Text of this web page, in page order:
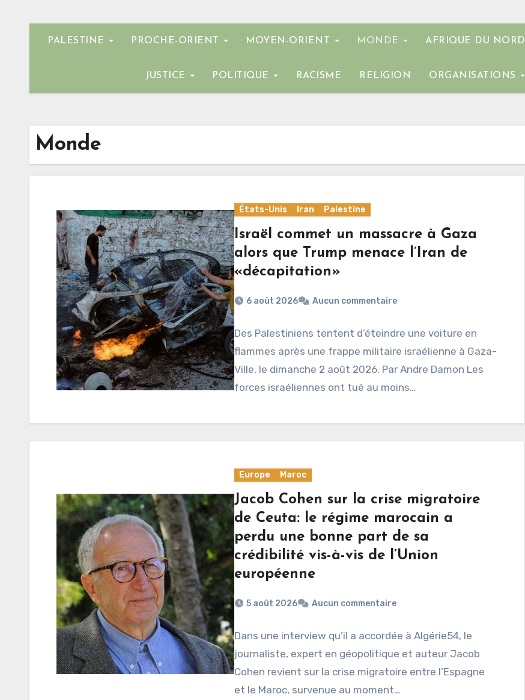
PALESTINE PROCHE-ORIENT MOYEN-ORIENT MONDE AFRIQUE DU NORD
JUSTICE POLITIQUE RACISME RELIGION ORGANISATIONS
Monde
États-Unis Iran Palestine
Israël commet un massacre à Gaza
alors que Trump menace l’Iran de
«décapitation»
6 août 2026 Aucun commentaire
Des Palestiniens tentent d’éteindre une voiture en
flammes après une frappe militaire israélienne à Gaza-
Ville, le dimanche 2 août 2026. Par Andre Damon Les
forces israéliennes ont tué au moins…
Europe Maroc
Jacob Cohen sur la crise migratoire
de Ceuta: le régime marocain a
perdu une bonne part de sa
crédibilité vis-à-vis de l’Union
européenne
5 août 2026 Aucun commentaire
Dans une interview qu’il a accordée à Algérie54, le
journaliste, expert en géopolitique et auteur Jacob
Cohen revient sur la crise migratoire entre l’Espagne
et le Maroc, survenue au moment…